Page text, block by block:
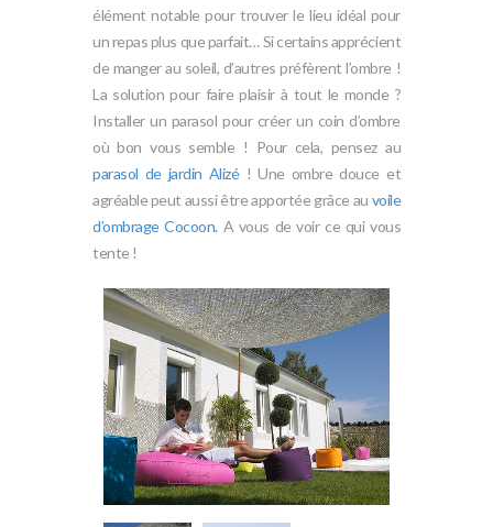
élément notable pour trouver le lieu idéal pour
un repas plus que parfait… Si certains apprécient
de manger au soleil, d’autres préfèrent l’ombre !
La solution pour faire plaisir à tout le monde ?
Installer un parasol pour créer un coin d’ombre
où bon vous semble ! Pour cela, pensez au
parasol de jardin Alizé! Une ombre douce et
agréable peut aussi être apportée grâce au voile
d’ombrage Cocoon.A vous de voir ce qui vous
tente !